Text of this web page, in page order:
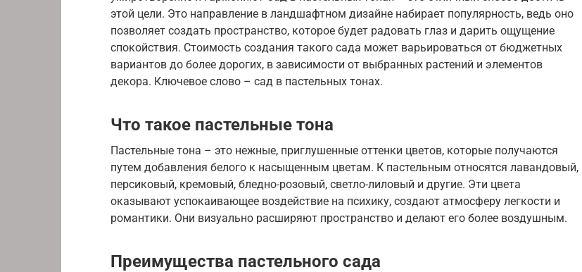
этой цели. Это направление в ландшафтном дизайне набирает популярность, ведь оно
позволяет создать пространство, которое будет радовать глаз и дарить ощущение
спокойствия. Стоимость создания такого сада может варьироваться от бюджетных
вариантов до более дорогих, в зависимости от выбранных растений и элементов
декора. Ключевое слово – сад в пастельных тонах.
Что такое пастельные тона
Пастельные тона – это нежные, приглушенные оттенки цветов, которые получаются
путем добавления белого к насыщенным цветам. К пастельным относятся лавандовый,
персиковый, кремовый, бледно-розовый, светло-лиловый и другие. Эти цвета
оказывают успокаивающее воздействие на психику, создают атмосферу легкости и
романтики. Они визуально расширяют пространство и делают его более воздушным.
Преимущества пастельного сада